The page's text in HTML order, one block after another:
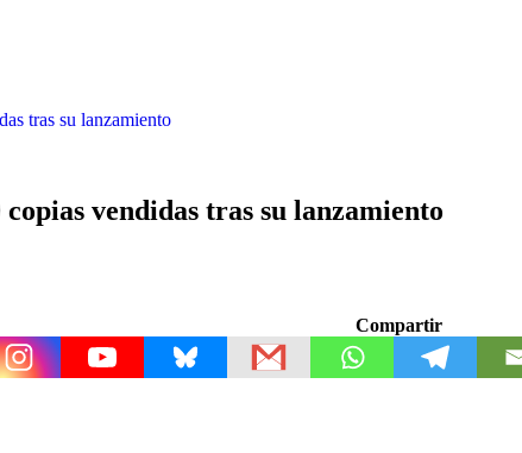
tras su lanzamiento
vendidas tras su lanzamiento
Compartir